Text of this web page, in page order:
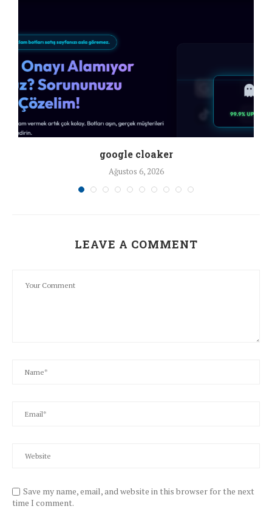
google cloaker
Ağustos 6, 2026
LEAVE A COMMENT
Save my name, email, and website in this browser for the next
time I comment.